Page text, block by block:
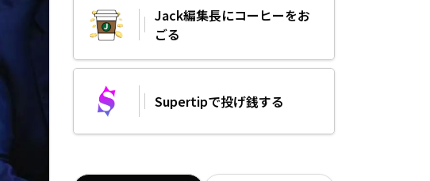
Jack編集長にコーヒーをお
ごる
Supertipで投げ銭する